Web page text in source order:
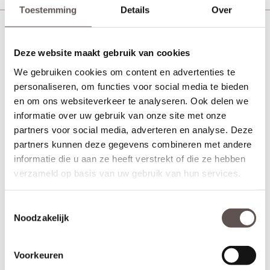
Toestemming Details Over
Deze website maakt gebruik van cookies
We gebruiken cookies om content en advertenties te
personaliseren, om functies voor social media te bieden
en om ons websiteverkeer te analyseren. Ook delen we
informatie over uw gebruik van onze site met onze
partners voor social media, adverteren en analyse. Deze
partners kunnen deze gegevens combineren met andere
informatie die u aan ze heeft verstrekt of die ze hebben
verzameld op basis van uw gebruik van hun services.
Noodzakelijk
Voorkeuren
Deurbeslag Veralux s2 Anti Kerntrek Kruk Kruk